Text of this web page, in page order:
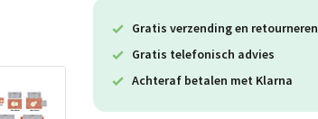
Gratis verzending en retourneren
Gratis telefonisch advies
Achteraf betalen met Klarna